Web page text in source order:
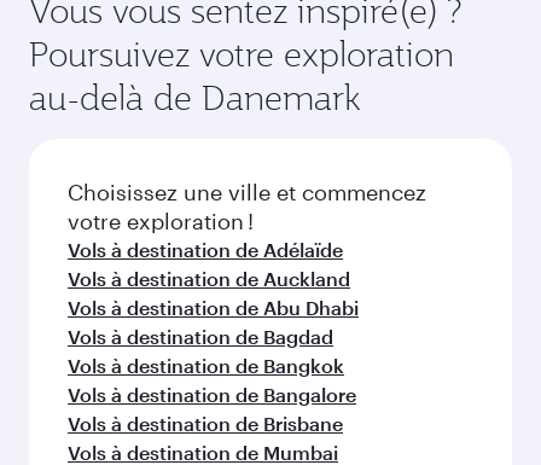
disponibles peuvent varier sur les vols opérés
par nos partenaires. Veuillez vérifier les détails
du vol au moment de la réservation.
votre choix. Les tarifs varient en fonction de la
demande saisonnière, de la popularité de
l'itinéraire et de la disponibilité des classes de
voyage.
Vous vous sentez inspiré(e) ?
Poursuivez votre exploration
au-delà de Danemark
Choisissez une ville et commencez
votre exploration !
Vols à destination de Adélaïde
Vols à destination de Auckland
Vols à destination de Abu Dhabi
Vols à destination de Bagdad
Vols à destination de Bangkok
Vols à destination de Bangalore
Vols à destination de Brisbane
Vols à destination de Mumbai